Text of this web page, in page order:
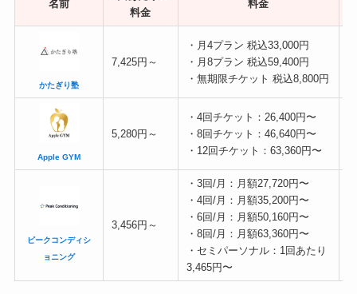
名前
料金
料金
かたぎり塾
7,425円～
・月4プラン 税込33,000円
・月8プラン 税込59,400円
・無期限チケット 税込8,800円
Apple GYM
5,280円～
・4回チケット：26,400円〜
・8回チケット：46,640円〜
・12回チケット：63,360円〜
ピークコンディシ
ョニング
3,456円～
・3回/月：月額27,720円〜
・4回/月：月額35,200円〜
・6回/月：月額50,160円〜
・8回/月：月額63,360円〜
・セミパーソナル：1回あたり
3,465円〜